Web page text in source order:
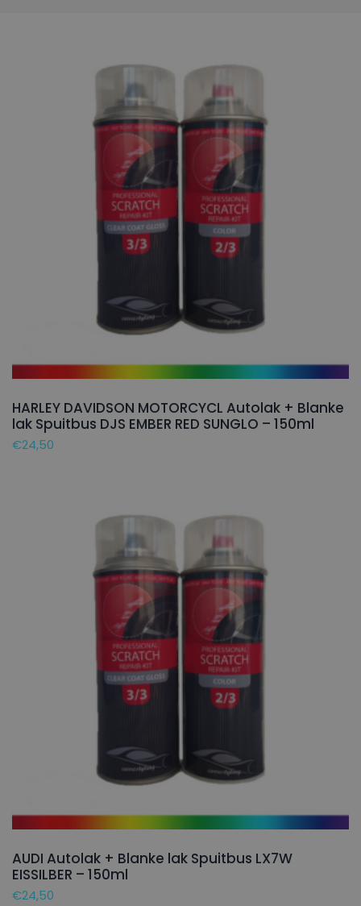
HARLEY DAVIDSON MOTORCYCL Autolak + Blanke
lak Spuitbus DJS EMBER RED SUNGLO – 150ml
€24,50
AUDI Autolak + Blanke lak Spuitbus LX7W
EISSILBER – 150ml
€24,50